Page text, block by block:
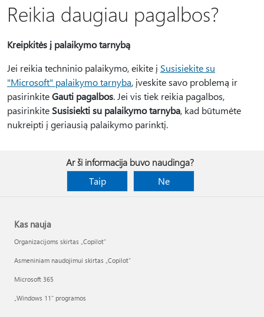
Reikia daugiau pagalbos?
Kreipkitės į palaikymo tarnybą
Jei reikia techninio palaikymo, eikite į Susisiekite su
"Microsoft" palaikymo tarnyba, įveskite savo problemą ir
pasirinkiteGauti pagalbos. Jei vis tiek reikia pagalbos,
pasirinkite Susisiekti su palaikymo tarnyba, kad būtumėte
nukreipti į geriausią palaikymo parinktį.
Ar ši informacija buvo naudinga?
Taip
Ne
Kas nauja
Organizacijoms skirtas „Copilot“
Asmeniniam naudojimui skirtas „Copilot“
Microsoft 365
„Windows 11“ programos